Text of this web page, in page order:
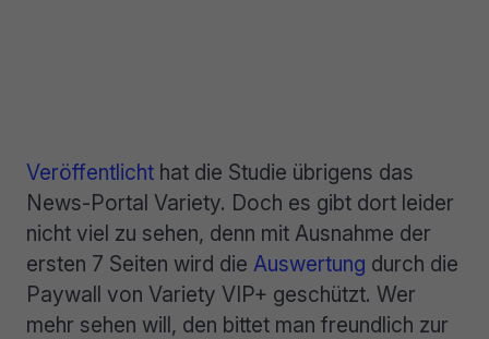
Veröffentlicht hat die Studie übrigens das
News-Portal Variety. Doch es gibt dort leider
nicht viel zu sehen, denn mit Ausnahme der
ersten 7 Seiten wird die Auswertung durch die
Paywall von Variety VIP+ geschützt. Wer
mehr sehen will, den bittet man freundlich zur